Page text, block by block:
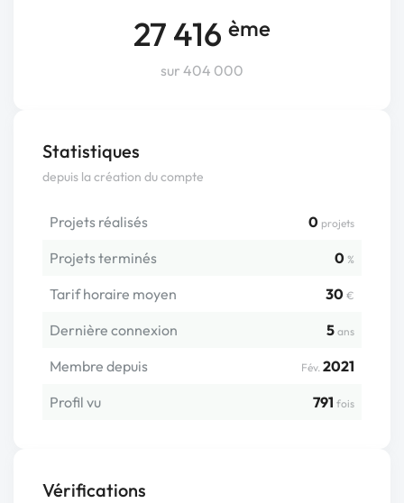
27 416 ème
sur 404 000
Statistiques
depuis la création du compte
Projets réalisés 0 projets
Projets terminés 0 %
Tarif horaire moyen 30 €
Dernière connexion 5 ans
Membre depuis Fév. 2021
Profil vu
791 fois
Vérifications